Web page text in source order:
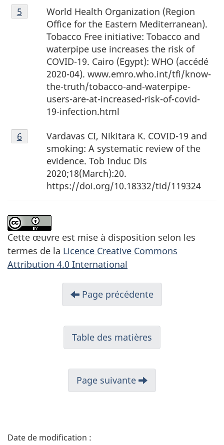
Note
de
World Health Organization (Region
Office for the Eastern Mediterranean).
Tobacco Free initiative: Tobacco and
waterpipe use increases the risk of
COVID-19. Cairo (Egypt): WHO (accédé
2020-04). www.emro.who.int/tfi/know-
the-truth/tobacco-and-waterpipe-
users-are-at-increased-risk-of-covid-
19-infection.html
Retour à la référence de la note de bas de page
5
Note
de
Vardavas CI, Nikitara K. COVID-19 and
smoking: A systematic review of the
evidence. Tob Induc Dis
2020;18(March):20.
https://doi.org/10.18332/tid/119324
Retour à la référence de la note de bas de page
6
Cette œuvre est mise à disposition selon les
termes de la Licence Creative Commons
Attribution 4.0 International
Page précédente
Table des matières
Page suivante
D